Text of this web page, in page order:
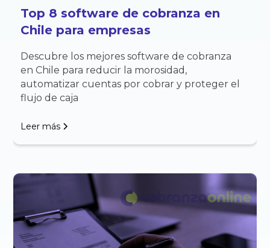
Top 8 software de cobranza en
Chile para empresas
Descubre los mejores software de cobranza
en Chile para reducir la morosidad,
automatizar cuentas por cobrar y proteger el
flujo de caja
Leer más